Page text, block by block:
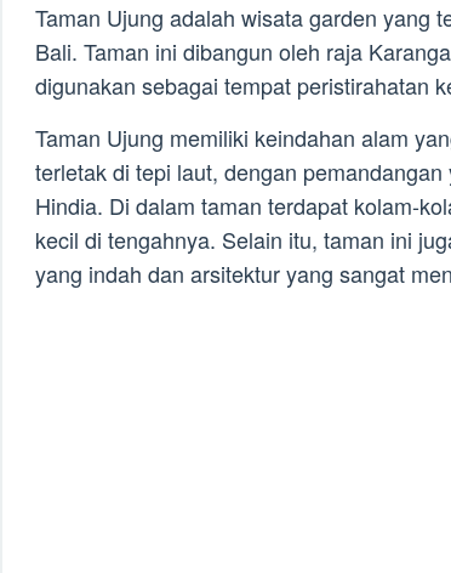
Taman Ujung adalah wisata garden yang
Bali. Taman ini dibangun oleh raja
digunakan sebagai tempat peristirahatan
Taman Ujung memiliki keindahan alam
terletak di tepi laut, dengan
Hindia. Di dalam taman terdapat kolam-
kecil di tengahnya. Selain itu, taman ini
yang indah dan arsitektur yang sangat